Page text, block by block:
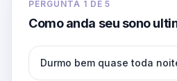
PERGUNTA 1 DE5
Como anda seu sono
Durmo bem quase toda